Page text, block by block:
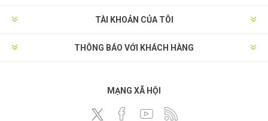
TÀI KHOẢN CỦA TÔI
THÔNG BÁO VỚI KHÁCH HÀNG
MẠNG XÃ HỘI